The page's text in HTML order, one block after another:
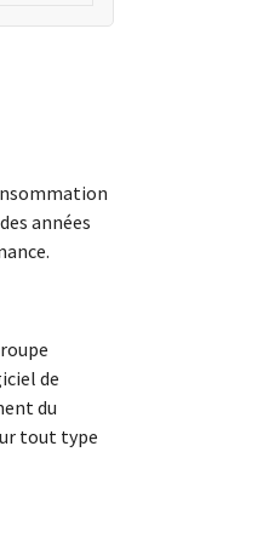
années
de
du
tout type